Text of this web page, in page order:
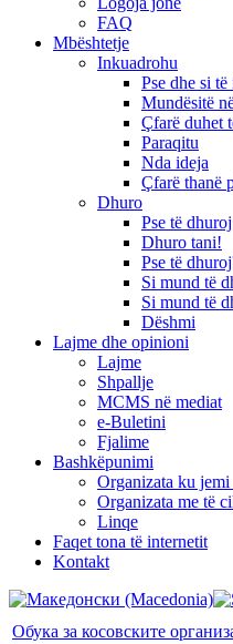
FAQ
Mbështetje
Inkuadrohu
Pse dhe si
Mundësitë
Çfarë duhet
Paraqitu
Nda ideja
Çfarë thanë
Dhuro
Pse të
Dhuro tani!
Pse të
Si mund të
Si mund të
Dëshmi
Lajme dhe opinioni
Lajme
Shpallje
MCMS në mediat
e-Buletini
Fjalime
Bashkëpunimi
Organizata ku jemi
Organizata me të
Linqe
Faqet tona të internetit
Kontakt
Обука за косовските